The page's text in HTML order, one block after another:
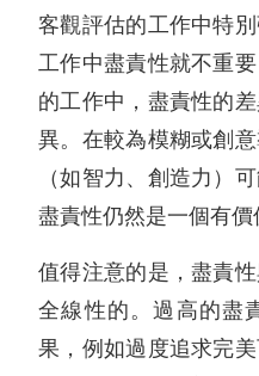
客觀評估的工作中特
工作中盡責性就不重
的工作中，盡責性的
異。在較為模糊或創
（如智力、創造力）
盡責性仍然是一個有價
值得注意的是，盡責
全線性的。過高的盡
果，例如過度追求完